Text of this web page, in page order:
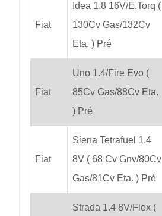
Fiat
Idea 1.8 16V/E.Torq (
130Cv Gas/132Cv
Eta. ) Pré
Fiat
Uno 1.4/Fire Evo (
85Cv Gas/88Cv Eta.
) Pré
Fiat
Siena Tetrafuel 1.4
8V ( 68 Cv Gnv/80Cv
Gas/81Cv Eta. ) Pré
Strada 1.4 8V/Flex (